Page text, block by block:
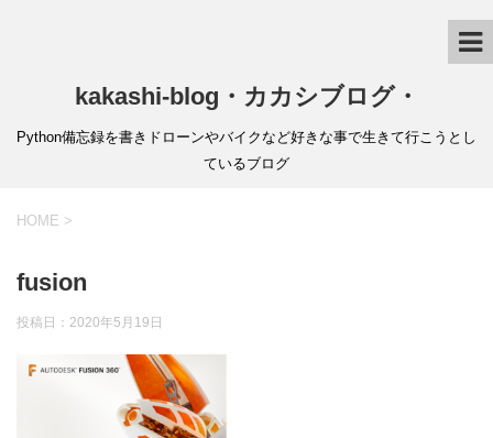
kakashi-blog・カカシブログ・
Python備忘録を書きドローンやバイクなど好きな事で生きて行こうとし
ているブログ
HOME >
fusion
投稿日： 2020年5月19日